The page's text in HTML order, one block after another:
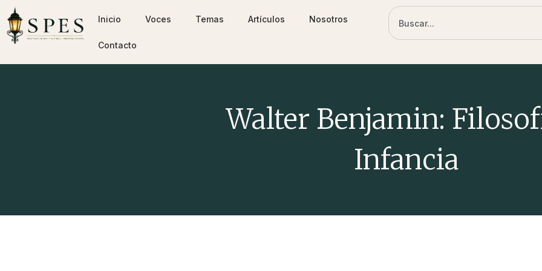
Inicio Voces Temas Artículos Nosotros
Contacto
Walter Benjamin:
Infancia